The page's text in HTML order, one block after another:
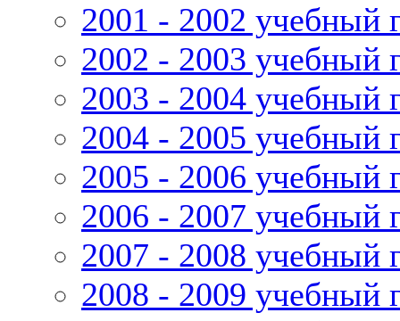
2001 - 2002 учебный
2002 - 2003 учебный
2003 - 2004 учебный
2004 - 2005 учебный
2005 - 2006 учебный
2006 - 2007 учебный
2007 - 2008 учебный
2008 - 2009 учебный